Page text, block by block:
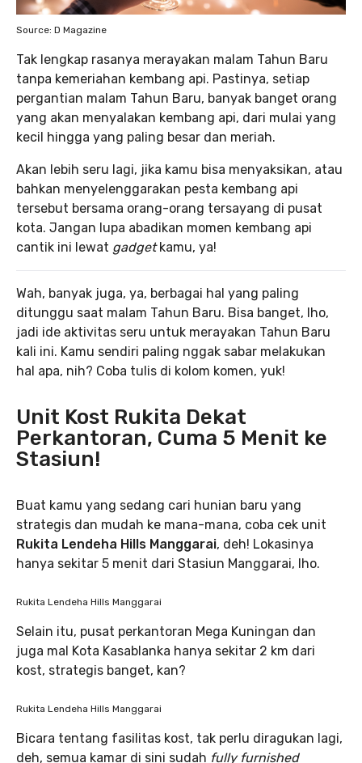
Source: D Magazine
Tak lengkap rasanya merayakan malam Tahun Baru
tanpa kemeriahan kembang api. Pastinya, setiap
pergantian malam Tahun Baru, banyak banget orang
yang akan menyalakan kembang api, dari mulai yang
kecil hingga yang paling besar dan meriah.
Akan lebih seru lagi, jika kamu bisa menyaksikan, atau
bahkan menyelenggarakan pesta kembang api
tersebut bersama orang-orang tersayang di pusat
kota. Jangan lupa abadikan momen kembang api
cantik ini lewat gadget kamu, ya!
Wah, banyak juga, ya, berbagai hal yang paling
ditunggu saat malam Tahun Baru. Bisa banget, lho,
jadi ide aktivitas seru untuk merayakan Tahun Baru
kali ini. Kamu sendiri paling nggak sabar melakukan
hal apa, nih? Coba tulis di kolom komen, yuk!
Unit Kost Rukita Dekat
Perkantoran, Cuma 5 Menit ke
Stasiun!
Buat kamu yang sedang cari hunian baru yang
strategis dan mudah ke mana-mana, coba cek unit
Rukita Lendeha Hills Manggarai, deh! Lokasinya
hanya sekitar 5 menit dari Stasiun Manggarai, lho.
Rukita Lendeha Hills Manggarai
Selain itu, pusat perkantoran Mega Kuningan dan
juga mal Kota Kasablanka hanya sekitar 2 km dari
kost, strategis banget, kan?
Rukita Lendeha Hills Manggarai
Bicara tentang fasilitas kost, tak perlu diragukan lagi,
deh, semua kamar di sini sudah fully furnished